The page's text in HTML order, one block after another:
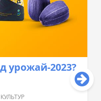
урожай-2023?